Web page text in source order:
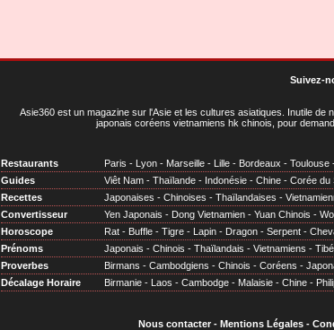
Suivez-
Asie360 est un magazine sur l'Asie et les cultures asiatiques . Inutile
japonais coréens vietnamiens hk chinois, pour
Restaurants Paris - Lyon - Marseille - Lille - Bordeaux - Toulouse
Guides
Viêt Nam - Thaïlande - Indonésie - Chine - Corée du
Recettes
Japonaises - Chinoises - Thaïlandaises -
Convertisseur
Yen Japonais - Dong Vietnamien - Yuan Chinois -
Horoscope
Rat - Buffle - Tigre - Lapin - Dragon - Serpent -
Prénoms
Japonais - Chinois - Thaïlandais - Vietnamiens -
Proverbes
Birmans - Cambodgiens - Chinois - Coréens -
Décalage Horaire
Birmanie - Laos - Cambodge - Malaisie - Chine -
Nous contacter- Mentions Légales-